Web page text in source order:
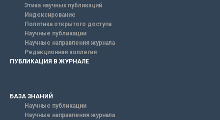
Этика научных публикаций
Индексирование
Политика открытого доступа
Научные публикации
Научные направления журнала
Редакционная коллегия
ПУБЛИКАЦИЯ В ЖУРНАЛЕ
БАЗА ЗНАНИЙ
Научные публикации
Научные направления журнала